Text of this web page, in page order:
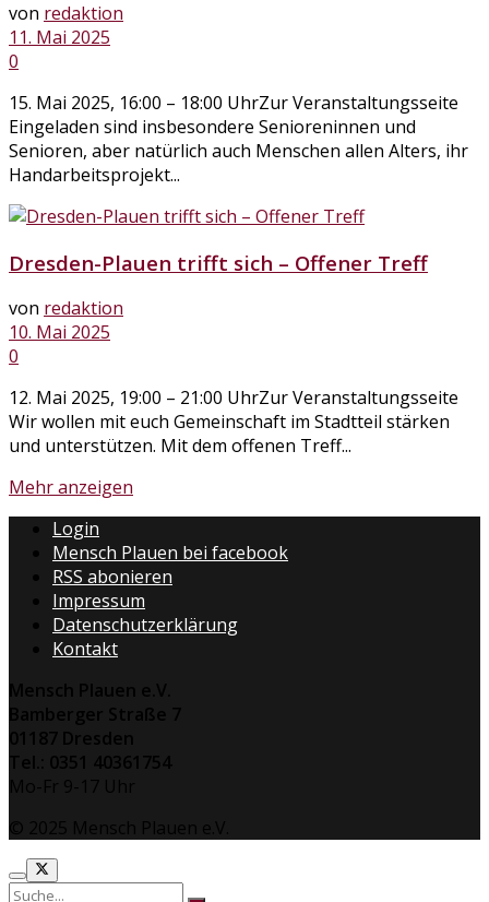
von redaktion
11. Mai 2025
0
15. Mai 2025, 16:00 – 18:00 UhrZur Veranstaltungsseite
Eingeladen sind insbesondere Senioreninnen und
Senioren, aber natürlich auch Menschen allen Alters, ihr
Handarbeitsprojekt...
Dresden-Plauen trifft sich – Offener Treff
von redaktion
10. Mai 2025
0
12. Mai 2025, 19:00 – 21:00 UhrZur Veranstaltungsseite
Wir wollen mit euch Gemeinschaft im Stadtteil stärken
und unterstützen. Mit dem offenen Treff...
Mehr anzeigen
Login
Mensch Plauen bei facebook
RSS abonieren
Impressum
Datenschutzerklärung
Kontakt
Mensch Plauen e.V.
Bamberger Straße 7
01187 Dresden
Tel.: 0351 40361754
Mo-Fr 9-17 Uhr
© 2025 Mensch Plauen e.V.